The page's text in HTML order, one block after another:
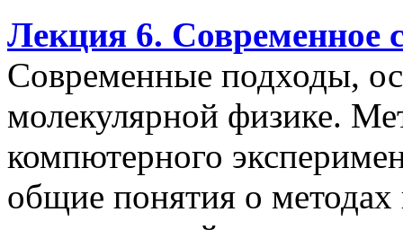
Лекция 6. Современное
Современные подходы,
молекулярной физике.
компютерного
общие понятия о методах